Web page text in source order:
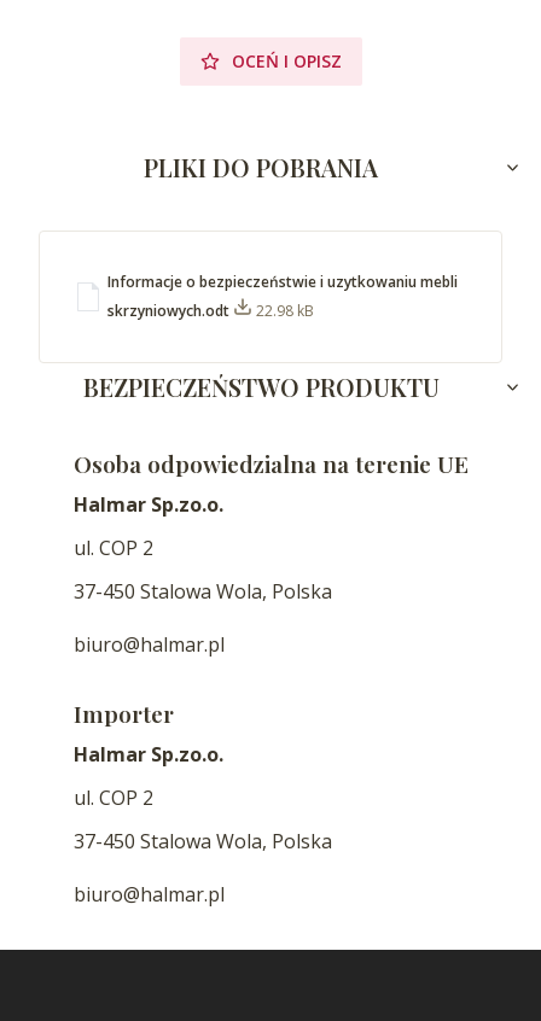
OCEŃ I OPISZ
PLIKI DO POBRANIA
Informacje o bezpieczeństwie i uzytkowaniu mebli
skrzyniowych.odt
22.98 kB
BEZPIECZEŃSTWO PRODUKTU
Osoba odpowiedzialna na terenie UE
Halmar Sp.zo.o.
ul. COP 2
37-450 Stalowa Wola, Polska
biuro@halmar.pl
Importer
Halmar Sp.zo.o.
ul. COP 2
37-450 Stalowa Wola, Polska
biuro@halmar.pl